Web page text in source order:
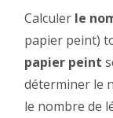
Calculer le
papier peint)
papier peint
déterminer le
le nombre de